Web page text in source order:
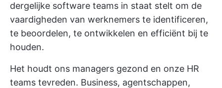
dergelijke software teams in staat stelt om de
vaardigheden van werknemers te identificeren,
te beoordelen, te ontwikkelen en efficiënt bij te
houden.
Het houdt ons managers gezond en onze HR
teams tevreden. Business, agentschappen,